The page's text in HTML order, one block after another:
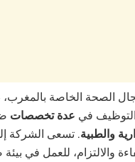
في عدة تخصصات
والطبية. تسعى الشركة
والالتزام، للعمل في